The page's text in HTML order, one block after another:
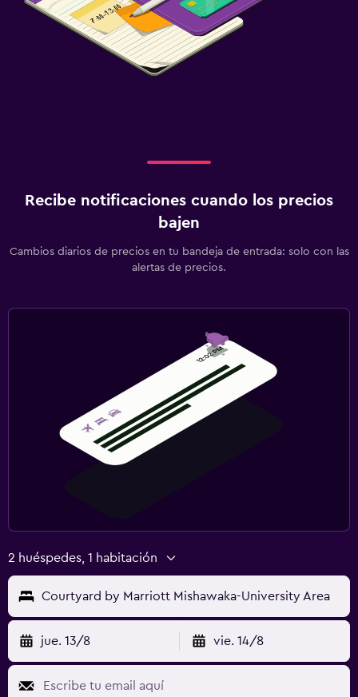
Recibe notificaciones cuando los precios
bajen
Cambios diarios de precios en tu bandeja de entrada: solo con las
alertas de precios.
2 huéspedes, 1 habitación
Courtyard by Marriott Mishawaka-University Area
jue. 13/8 vie. 14/8